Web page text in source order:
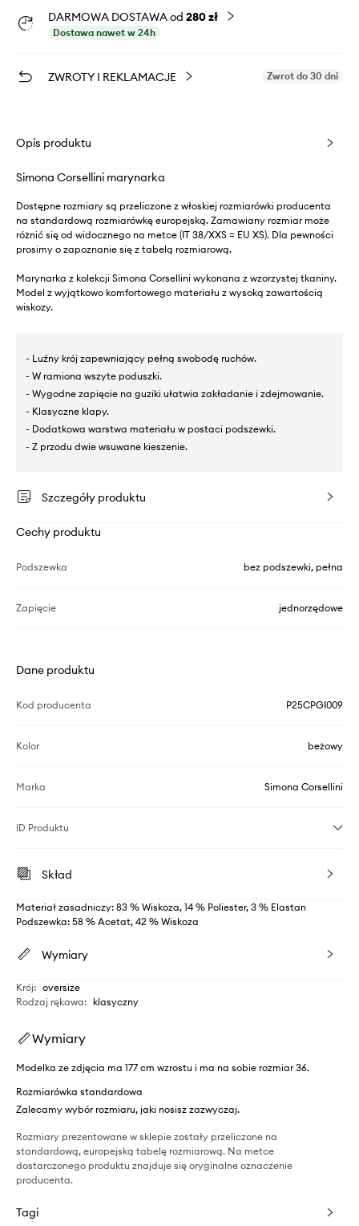
DARMOWA DOSTAWA od 280 zł
Dostawa nawet w 24h
ZWROTY I REKLAMACJE Zwrot do 30 dni
Opis produktu
Simona Corsellini marynarka
Dostępne rozmiary są przeliczone z włoskiej rozmiarówki producenta
na standardową rozmiarówkę europejską. Zamawiany rozmiar może
różnić się od widocznego na metce (IT 38/XXS = EU XS). Dla pewności
prosimy o zapoznanie się z tabelą rozmiarową.
Marynarka z kolekcji Simona Corsellini wykonana z wzorzystej tkaniny.
Model z wyjątkowo komfortowego materiału z wysoką zawartością
wiskozy.
- Luźny krój zapewniający pełną swobodę ruchów.
- W ramiona wszyte poduszki.
- Wygodne zapięcie na guziki ułatwia zakładanie i zdejmowanie.
- Klasyczne klapy.
- Dodatkowa warstwa materiału w postaci podszewki.
- Z przodu dwie wsuwane kieszenie.
Szczegóły produktu
Cechy produktu
Podszewka bez podszewki, pełna
Zapięcie jednorzędowe
Dane produktu
Kod producenta P25CPGI009
Kolor beżowy
Marka Simona Corsellini
ID Produktu
Skład
Materiał zasadniczy: 83 % Wiskoza, 14 % Poliester, 3 % Elastan
Podszewka: 58 % Acetat, 42 % Wiskoza
Wymiary
Krój: oversize
Rodzaj rękawa: klasyczny
Wymiary
Modelka ze zdjęcia ma 177 cm wzrostu i ma na sobie rozmiar 36.
Rozmiarówka standardowa
Zalecamy wybór rozmiaru, jaki nosisz zazwyczaj.
Rozmiary prezentowane w sklepie zostały przeliczone na
standardową, europejską tabelę rozmiarową. Na metce
dostarczonego produktu znajduje się oryginalne oznaczenie
producenta.
Tagi